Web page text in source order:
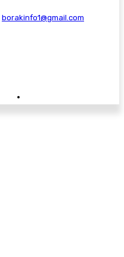
borakinfo1@gmail.com